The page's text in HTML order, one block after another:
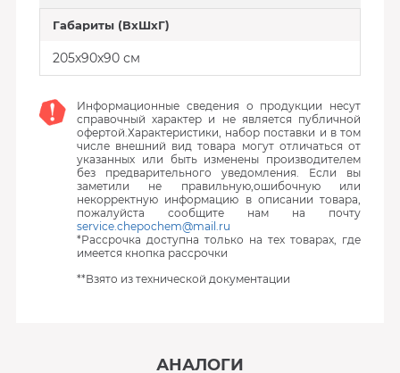
Габариты (ВхШхГ)
205х90х90 см
Информационные сведения о продукции несут
справочный характер и не является публичной
офертой.Характеристики, набор поставки и в том
числе внешний вид товара могут отличаться от
указанных или быть изменены производителем
без предварительного уведомления. Если вы
заметили не правильную,ошибочную или
некорректную информацию в описании товара,
пожалуйста сообщите нам на почту
service.chepochem@mail.ru
*Рассрочка доступна только на тех товарах, где
имеется кнопка рассрочки
**Взято из технической документации
АНАЛОГИ